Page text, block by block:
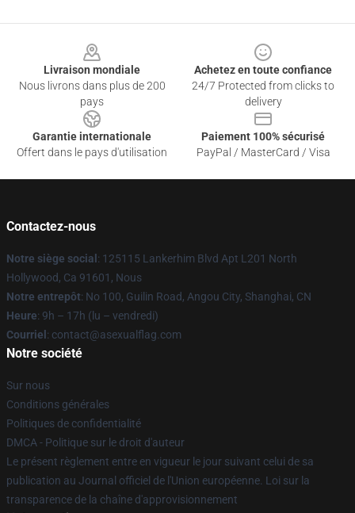
Livraison mondiale
Nous livrons dans plus de 200
pays
Achetez en toute confiance
24/7 Protected from clicks to
delivery
Garantie internationale
Offert dans le pays d'utilisation
Paiement 100% sécurisé
PayPal / MasterCard / Visa
Contactez-nous
Notre siège social : 125115 Lankerhim Blvd Apt L201 North
Hollywood, Ca 91601, Nous
Notre entrepôt: No 100, Guilin Road, Angou City, Shanghai, CN
Heure: 9h – 17h (lu – vendredi)
Courriel : contact@asexualflag.com
Notre société
Sur nous
Conditions générales
Politiques de confidentialité
DMCA - Politique sur le droit d'auteur
Le présent règlement entre en vigueur le jour suivant celui de sa
publication au Journal officiel de l'Union européenne. Loi sur la
transparence de la chaîne d'approvisionnement